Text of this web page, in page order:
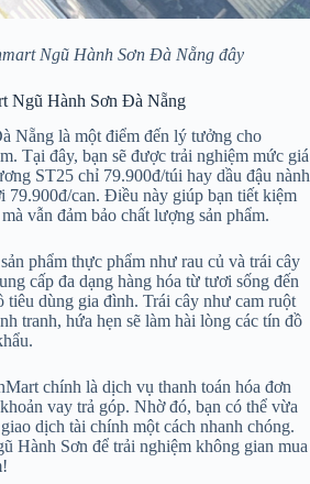
Ngũ Hành Sơn Đà Nẵng đây
Ngũ Hành Sơn Đà Nẵng
Nẵng là một điểm đến lý tưởng cho
Tại đây, bạn sẽ được trải nghiệm mức giá
ST25 chỉ 79.900đ/túi hay dầu đậu nành
79.900đ/can. Điều này giúp bạn tiết kiệm
vẫn đảm bảo chất lượng sản phẩm.
phẩm thực phẩm như rau củ và trái cây
cấp đa dạng hàng hóa từ tươi sống đến
tiêu dùng gia đình. Trái cây như cam ruột
tranh, hứa hẹn sẽ làm hài lòng các tín đồ
chính là dịch vụ thanh toán hóa đơn
vay trả góp. Nhờ đó, bạn có thể vừa
dịch tài chính một cách nhanh chóng.
Hành Sơn để trải nghiệm không gian mua